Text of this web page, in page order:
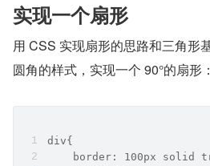
实现一个扇形
用 CSS 实现扇形的思路和三角形
圆角的样式，实现一个 90°的扇形：
div{
border: 100px solid